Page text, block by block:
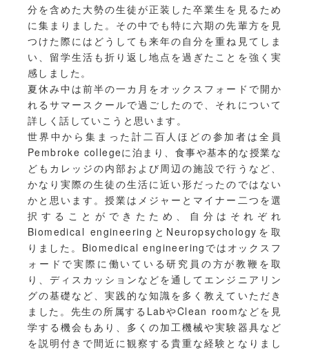
分を含めた大勢の生徒が正装した卒業生を見るため
に集まりました。その中でも特に六期の先輩方を見
つけた際にはどうしても来年の自分を重ね見てしま
い、留学生活も折り返し地点を過ぎたことを強く実
感しました。
夏休み中は前半の一カ月をオックスフォードで開か
れるサマースクールで過ごしたので、それについて
詳しく話していこうと思います。
世界中から集まった計二百人ほどの参加者は全員
Pembroke collegeに泊まり、食事や基本的な授業な
どもカレッジの内部および周辺の施設で行うなど、
かなり実際の生徒の生活に近い形だったのではない
かと思います。授業はメジャーとマイナー二つを選
択することができたため、自分はそれぞれ
Biomedical engineeringとNeuropsychologyを取
りました。Biomedical engineeringではオックスフ
ォードで実際に働いている研究員の方が教鞭を取
り、ディスカッションなどを通してエンジニアリン
グの基礎など、実践的な知識を多く教えていただき
ました。先生の所属するLabやClean roomなどを見
学する機会もあり、多くの加工機械や実験器具など
を説明付きで間近に観察する貴重な経験となりまし